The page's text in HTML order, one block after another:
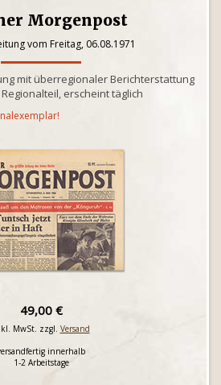
Morgenpost
vom Freitag, 06.08.1971
mit überregionaler Berichterstattung
erscheint täglich
49,00 €
MwSt. zzgl. Versand
innerhalb
1-2 Arbeitstage